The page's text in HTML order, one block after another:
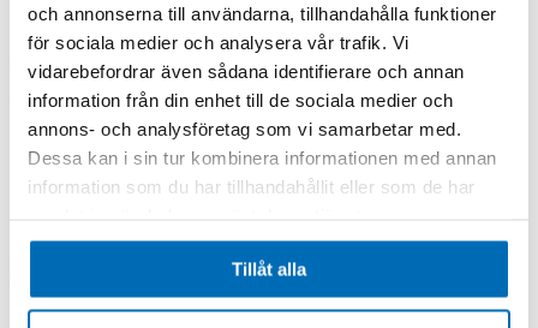
och annonserna till användarna, tillhandahålla funktioner
för sociala medier och analysera vår trafik. Vi
vidarebefordrar även sådana identifierare och annan
information från din enhet till de sociala medier och
annons- och analysföretag som vi samarbetar med.
Dessa kan i sin tur kombinera informationen med annan
information som du har tillhandahållit eller som de har
Tillåt alla
Produkten finns i följande kategorier:
Valve Pressure Relie